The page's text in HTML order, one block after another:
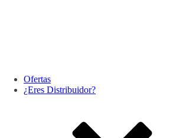
Ofertas
¿Eres Distribuidor?